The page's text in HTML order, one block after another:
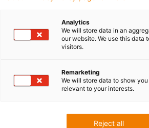
Analytics
We will store data in an
our website. We use this data
visitors.
Remarketing
We will store data to show
relevant to your interests.
Reject all